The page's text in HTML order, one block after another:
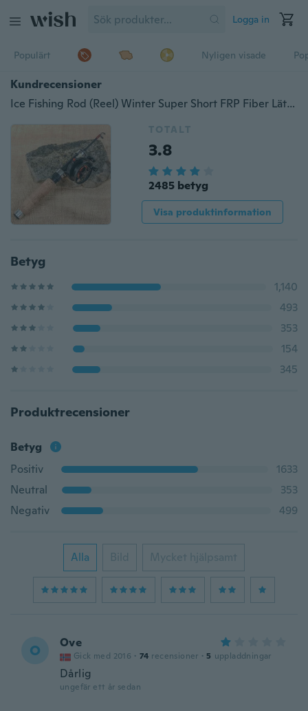
Logga in
Populärt Nyligen visade
Kundrecensioner
Ice Fishing Rod (Reel) Winter Super Short FRP Fiber Lätt, infällbar teleskopisk pol (hjul) för sötvattens saltvatten
TOTALT
3.8
2485 betyg
Visa produktinformation
Betyg
1,140
493
353
154
345
Produktrecensioner
Betyg
Positiv
1633
Neutral
353
Negativ
499
Alla Bild Mycket hjälpsamt
O Ove
Gick med 2016 · 74 recensioner · 5 uppladdningar
Dårlig
ungefär ett år sedan